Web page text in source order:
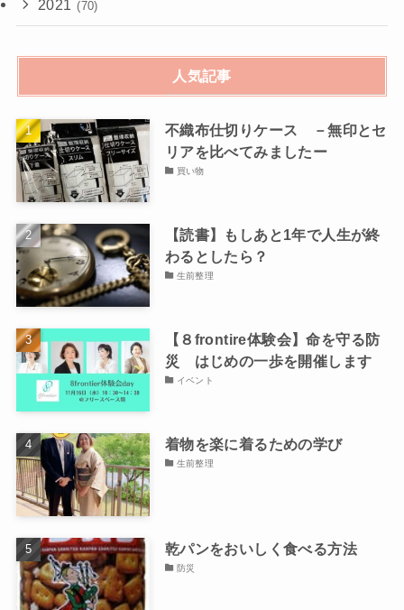
2021 (70)
人気記事
不織布仕切りケース －無印とセ
リアを比べてみましたー
買い物
【読書】もしあと1年で人生が終
わるとしたら？
生前整理
【８frontire体験会】命を守る防
災 はじめの一歩を開催します
イベント
着物を楽に着るための学び
生前整理
乾パンをおいしく食べる方法
防災